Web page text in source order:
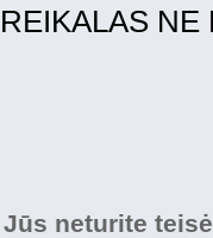
REIKALAS
Jūs neturite